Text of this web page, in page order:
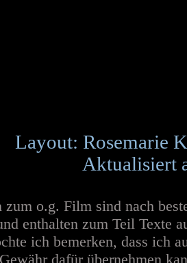
Layout: Rosemarie
Aktualisiert
zum o.g. Film sind nach
enthalten zum Teil Texte
ich bemerken, dass ich
dafür übernehmen